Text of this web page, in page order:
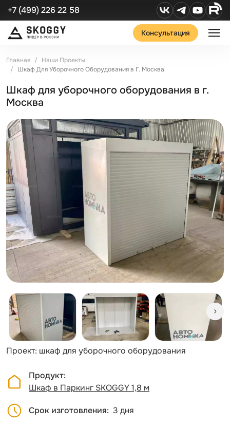
+7 (499) 226 22 58
Консультация
Главная
Наши Проекты
Шкаф Для Уборочного Оборудования в Г. Москва
Шкаф для уборочного оборудования в г.
Москва
Проект: шкаф для уборочного оборудования
Продукт
Шкаф в Паркинг SKOGGY 1,8 м
Срок изготовления 3 дня